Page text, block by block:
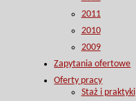
2011
2010
2009
Zapytania ofertowe
Oferty pracy
Staż i praktyki